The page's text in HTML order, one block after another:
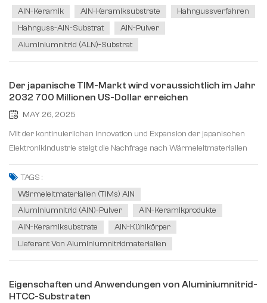
Wärmeleitfähigkeit, eine niedrige Dielektrizitätskonstante,...
AlN-Keramik
AlN-Keramiksubstrate
Hahngussverfahren
Hahnguss-AlN-Substrat
AlN-Pulver
Aluminiumnitrid (ALN)-Substrat
Der japanische TIM-Markt wird voraussichtlich im Jahr
2032 700 Millionen US-Dollar erreichen
MAY 26, 2025
Mit der kontinuierlichen Innovation und Expansion der japanischen
Elektronikindustrie steigt die Nachfrage nach Wärmeleitmaterialien
(TIMs) Auch im Land wächst der Markt deutlich. Der TIM-Markt spielt
eine entscheidende Rolle bei der Wärmeregulierung elektronischer
Geräte, um der...
TAGS :
Wärmeleitmaterialien (TIMs) AlN
Aluminiumnitrid (AlN)-Pulver
AlN-Keramikprodukte
AlN-Keramiksubstrate
AlN-Kühlkörper
Lieferant Von Aluminiumnitridmaterialien
Eigenschaften und Anwendungen von Aluminiumnitrid-
HTCC-Substraten